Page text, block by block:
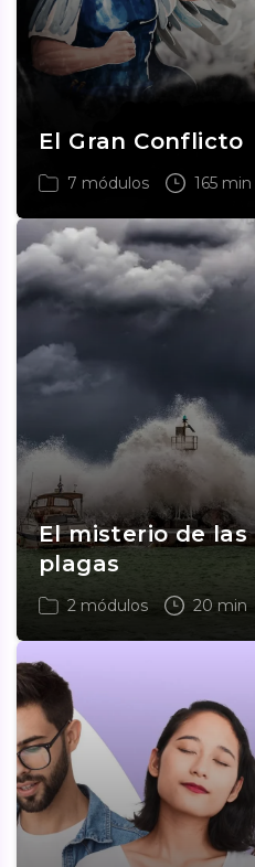
El Gran Conflicto
7 módulos 165 min
El misterio de las
plagas
2 módulos 20 min